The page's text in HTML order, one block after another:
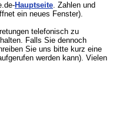
Hauptseite. Zahlen und
ein neues Fenster).
telefonisch zu
Falls Sie dennoch
Sie uns bitte kurz eine
werden kann). Vielen